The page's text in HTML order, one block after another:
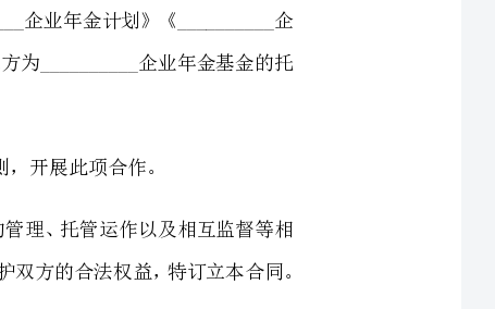
为明确甲、乙双方在__________企业年金基金财产的管理、托管运作以及相互监督等相
关事宜中的权利、义务及职责，确保受托财产的安全，保护双方的合法权益，特订立本合同。